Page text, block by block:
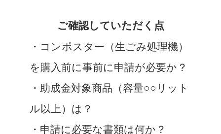
ご確認していただく点
・コンポスター（生ごみ処理機）
を購入前に事前に申請が必要か？
・助成金対象商品（容量○○リット
ル以上）は？
・申請に必要な書類は何か？